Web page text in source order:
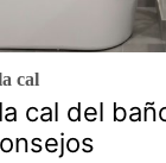
cal
cal del